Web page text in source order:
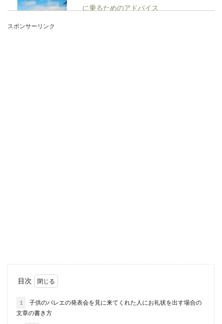
に乗るためのアドバイス
スポンサーリンク
目次
1
子供のバレエの発表会を見に来てくれた人にお礼状を出す場合の
文章の書き方